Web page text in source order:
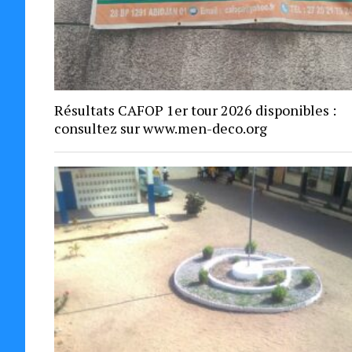
Résultats CAFOP 1er tour 2026 disponibles :
consultez sur www.men-deco.org